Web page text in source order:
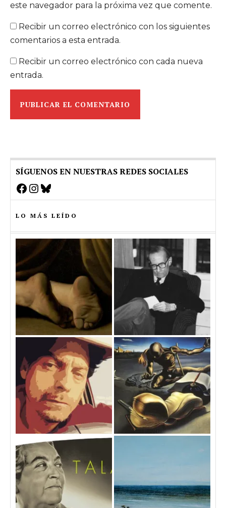
este navegador para la próxima vez que comente.
Recibir un correo electrónico con los siguientes
comentarios a esta entrada.
Recibir un correo electrónico con cada nueva
entrada.
SÍGUENOS EN NUESTRAS REDES SOCIALES
Facebook
Instagram
Bluesky
LO MÁS LEÍDO